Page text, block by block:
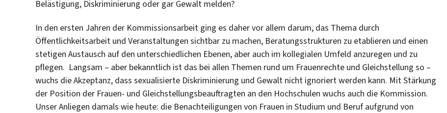
Belästigung, Diskriminierung oder gar Gewalt melden?
In den ersten Jahren der Kommissionsarbeit ging es daher vor allem darum, das Thema durch
Öffentlichkeitsarbeit und Veranstaltungen sichtbar zu machen, Beratungsstrukturen zu etablieren und einen
stetigen Austausch auf den unterschiedlichen Ebenen, aber auch im kollegialen Umfeld anzuregen und zu
pflegen. Langsam – aber bekanntlich ist das bei allen Themen rund um Frauenrechte und Gleichstellung so –
wuchs die Akzeptanz, dass sexualisierte Diskriminierung und Gewalt nicht ignoriert werden kann. Mit Stärkung
der Position der Frauen- und Gleichstellungsbeauftragten an den Hochschulen wuchs auch die Kommission.
Unser Anliegen damals wie heute: die Benachteiligungen von Frauen in Studium und Beruf aufgrund von